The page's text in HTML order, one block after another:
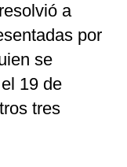
a
por
se
19 de
tres